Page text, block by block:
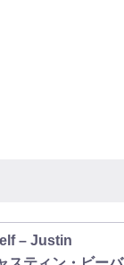
– Justin